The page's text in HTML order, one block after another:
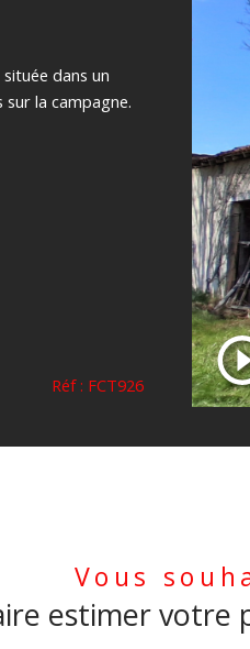
dans un
la campagne.
Réf : FCT926
Vous
estimer votre